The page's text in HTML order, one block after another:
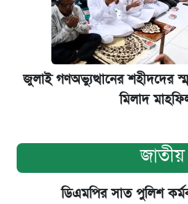
জুলাই গণঅভ্যুত্থানের শহীদদের
মিলাদ
জাতীয়
ডিএমপির সাত পুলিশ